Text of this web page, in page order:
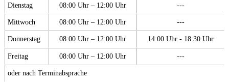
Dienstag 08:00 Uhr – 12:00 Uhr ---
Mittwoch 08:00 Uhr – 12:00 Uhr ---
Donnerstag 08:00 Uhr – 12:00 Uhr 14:00 Uhr - 18:30 Uhr
Freitag 08:00 Uhr – 12:00 Uhr ---
oder nach Terminabsprache